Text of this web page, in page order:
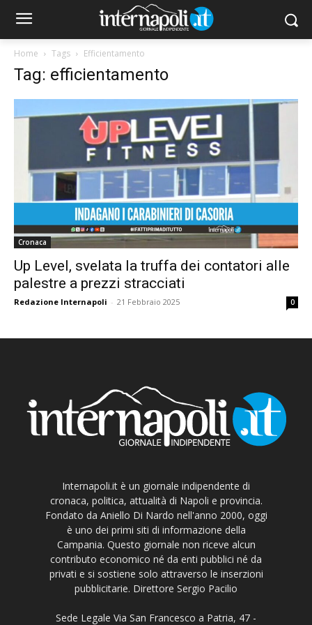
Home Tags Efficientamento
Tag: efficientamento
Cronaca
Up Level, svelata la truffa dei contatori alle
palestre a prezzi stracciati
Redazione Internapoli - 21 Febbraio 2025 0
Internapoli.it è un giornale indipendente di
cronaca, politica, attualità di Napoli e provincia.
Fondato da Aniello Di Nardo nell'anno 2000, oggi
è uno dei primi siti di informazione della
Campania. Questo giornale non riceve alcun
contributo economico né da enti pubblici né da
privati e si sostiene solo attraverso le inserzioni
pubblicitarie. Direttore Sergio Pacilio
Sede Legale Via San Francesco a Patria, 47 -